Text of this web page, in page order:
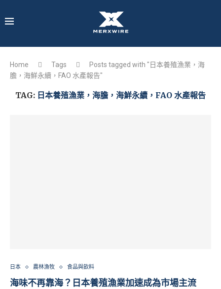
Home Tags
Posts tagged with "日本養殖漁業，海
膽，海鮮永續，FAO 水產報告"
TAG: 日本養殖漁業，海膽，海鮮永續，FAO 水產報告
日本 農林漁牧 食品與飲料
海味不再靠海？日本養殖漁業加速成為市場主流